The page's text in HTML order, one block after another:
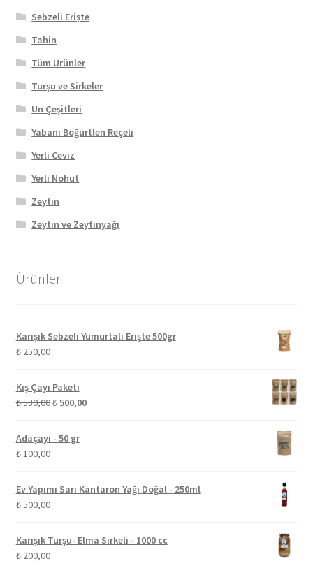
Sebzeli Erişte
Tahin
Tüm Ürünler
Turşu ve Sirkeler
Un Çeşitleri
Yabani Böğürtlen Reçeli
Yerli Ceviz
Yerli Nohut
Zeytin
Zeytin ve Zeytinyağı
Ürünler
Karışık Sebzeli Yumurtalı Erişte 500gr
₺250,00
Kış Çayı Paketi
₺530,00Orijinal
₺ 530,00.
₺500,00Şu
Adaçayı - 50 gr
₺100,00
Ev Yapımı Sarı Kantaron Yağı Doğal - 250ml
₺500,00
Karışık Turşu- Elma Sirkeli - 1000 cc
₺200,00